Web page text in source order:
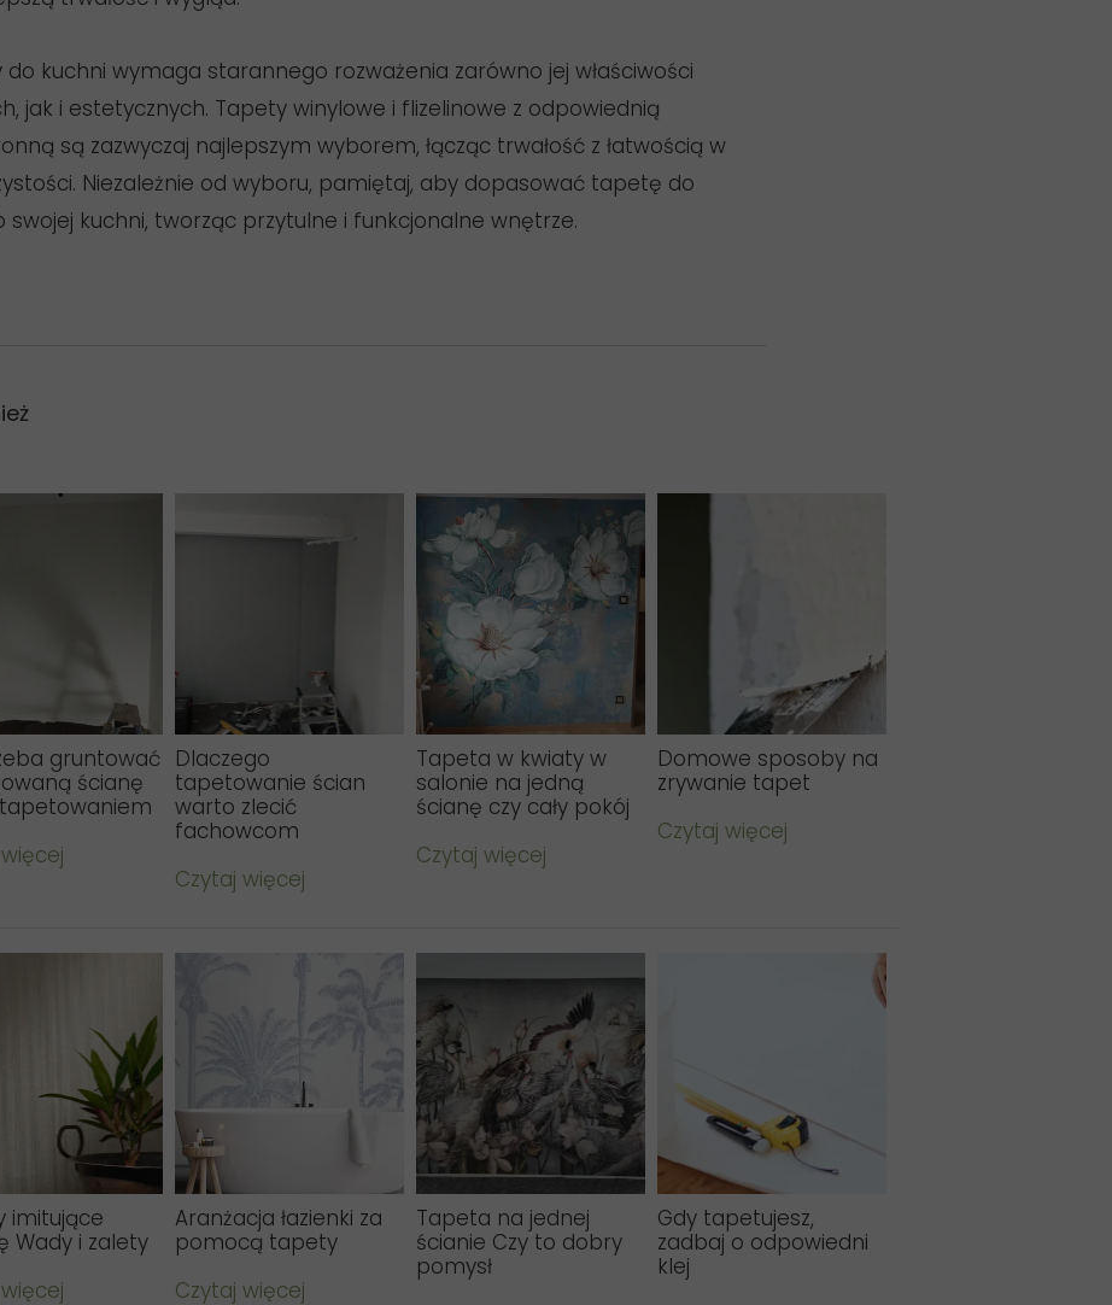
kuchni wymaga starannego rozważenia zarówno jej właściwości
jak i estetycznych. Tapety winylowe i flizelinowe z odpowiednią
są zazwyczaj najlepszym wyborem, łącząc trwałość z łatwością w
Niezależnie od wyboru, pamiętaj, aby dopasować tapetę do
swojej kuchni, tworząc przytulne i funkcjonalne wnętrze.
gruntować
ścianę
Dlaczego
tapetowanie ścian
warto zlecić
fachowcom
Czytaj więcej
Tapeta w kwiaty w
salonie na jedną
ścianę czy cały pokój
Czytaj więcej
Domowe sposoby na
zrywanie tapet
Czytaj więcej
imitujące
Wady i zalety
Aranżacja łazienki za
pomocą tapety
Czytaj więcej
Tapeta na jednej
ścianie Czy to dobry
pomysł
Gdy tapetujesz,
zadbaj o odpowiedni
klej